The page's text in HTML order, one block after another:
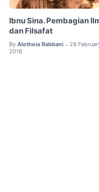
Ibnu Sina. Pembagian
dan Filsafat
By Aletheia Rabbani • 28
2018